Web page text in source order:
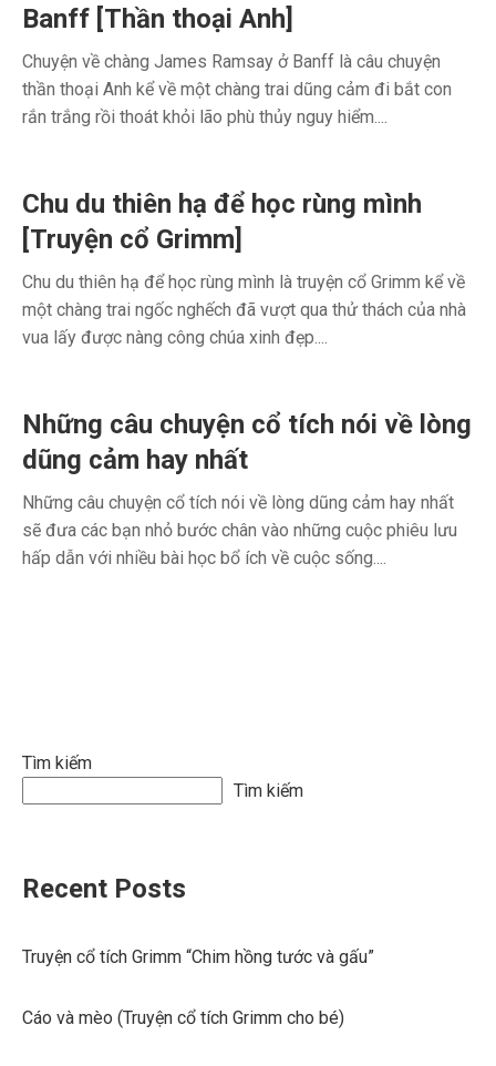
Banff [Thần thoại Anh]
Chuyện về chàng James Ramsay ở Banff là câu chuyện
thần thoại Anh kể về một chàng trai dũng cảm đi bắt con
rắn trắng rồi thoát khỏi lão phù thủy nguy hiểm....
Chu du thiên hạ để học rùng mình
[Truyện cổ Grimm]
Chu du thiên hạ để học rùng mình là truyện cổ Grimm kể về
một chàng trai ngốc nghếch đã vượt qua thử thách của nhà
vua lấy được nàng công chúa xinh đẹp....
Những câu chuyện cổ tích nói về lòng
dũng cảm hay nhất
Những câu chuyện cổ tích nói về lòng dũng cảm hay nhất
sẽ đưa các bạn nhỏ bước chân vào những cuộc phiêu lưu
hấp dẫn với nhiều bài học bổ ích về cuộc sống....
Tìm kiếm
Tìm kiếm
Recent Posts
Truyện cổ tích Grimm “Chim hồng tước và gấu”
Cáo và mèo (Truyện cổ tích Grimm cho bé)